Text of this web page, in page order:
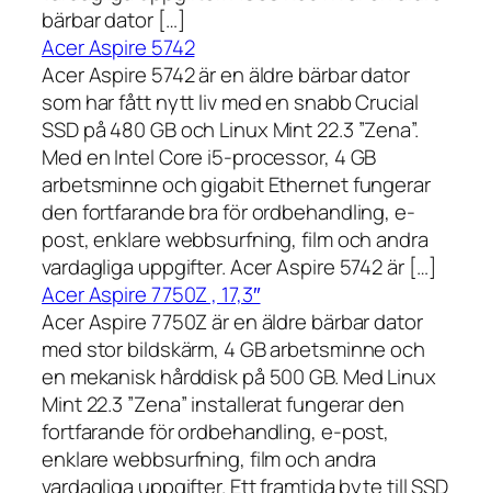
bärbar dator […]
Acer Aspire 5742
Acer Aspire 5742 är en äldre bärbar dator
som har fått nytt liv med en snabb Crucial
SSD på 480 GB och Linux Mint 22.3 ”Zena”.
Med en Intel Core i5-processor, 4 GB
arbetsminne och gigabit Ethernet fungerar
den fortfarande bra för ordbehandling, e-
post, enklare webbsurfning, film och andra
vardagliga uppgifter. Acer Aspire 5742 är […]
Acer Aspire 7750Z , 17,3″
Acer Aspire 7750Z är en äldre bärbar dator
med stor bildskärm, 4 GB arbetsminne och
en mekanisk hårddisk på 500 GB. Med Linux
Mint 22.3 ”Zena” installerat fungerar den
fortfarande för ordbehandling, e-post,
enklare webbsurfning, film och andra
vardagliga uppgifter. Ett framtida byte till SSD